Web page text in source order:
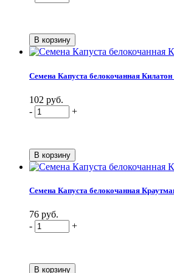
Семена Капуста белокочанная
102 руб.
-
+
Семена Капуста белокочанная
76 руб.
-
+